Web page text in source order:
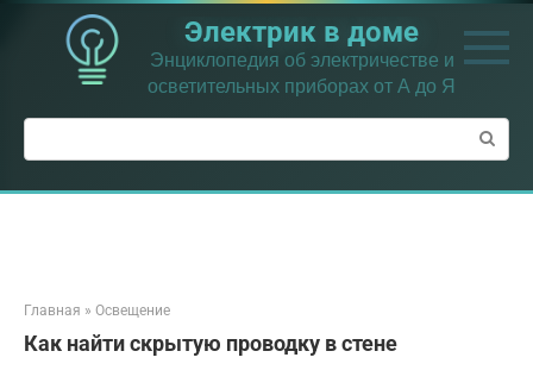
Перейти
контенту
Электрик в доме
Энциклопедия об электричестве и
осветительных приборах от А до Я
Поиск:
Главная » Освещение
Как найти скрытую проводку в стене